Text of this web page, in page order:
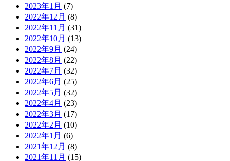
2023年1月 (7)
2022年12月 (8)
2022年11月 (31)
2022年10月 (13)
2022年9月 (24)
2022年8月 (22)
2022年7月 (32)
2022年6月 (25)
2022年5月 (32)
2022年4月 (23)
2022年3月 (17)
2022年2月 (10)
2022年1月 (6)
2021年12月 (8)
2021年11月 (15)